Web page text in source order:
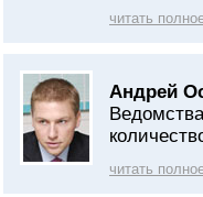
читать
Андрей
читать